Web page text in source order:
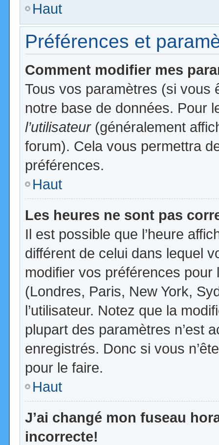
Haut
Préférences et
Comment modifier mes
Tous vos paramètres (si vous
notre base de données. Pour
l’utilisateur(généralement
forum). Cela vous permettra
préférences.
Haut
Les heures ne sont pas
Il est possible que l’heure
différent de celui dans lequel
modifier vos préférences
(Londres, Paris, New York,
l’utilisateur. Notez que la
plupart des paramètres n’est
enregistrés. Donc si vous
pour le faire.
Haut
J’ai changé mon fuseau
incorrecte!